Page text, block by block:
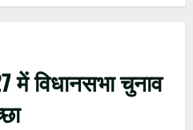
में विधानसभा चुनाव